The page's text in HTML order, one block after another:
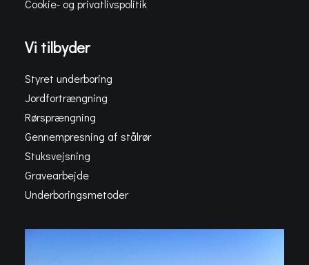
Cookie- og privatlivspolitik
Vi tilbyder
Styret underboring
Jordfortrængning
Rørsprængning
Gennempresning af stålrør
Stuksvejsning
Gravearbejde
Underboringsmetoder